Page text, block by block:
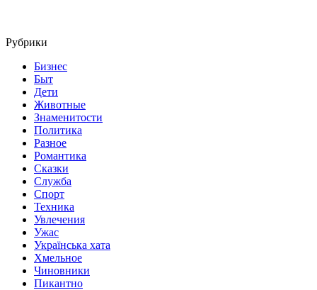
Рубрики
Бизнес
Быт
Дети
Животные
Знаменитости
Политика
Разное
Романтика
Сказки
Служба
Спорт
Техника
Увлечения
Ужас
Українська хата
Хмельное
Чиновники
Пикантно